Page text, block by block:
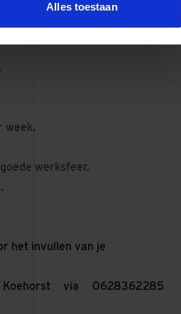
Alles toestaan
minimaal 20 weken.
week.
werksfeer.
het invullen van je
via 0628362285